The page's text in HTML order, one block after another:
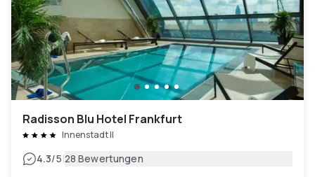
Radisson Blu Hotel Frankfurt
Innenstadt II
4.3/5|28 Bewertungen